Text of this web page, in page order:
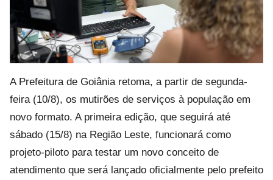
A Prefeitura de Goiânia retoma, a partir de segunda-
feira (10/8), os mutirões de serviços à população em
novo formato. A primeira edição, que seguirá até
sábado (15/8) na Região Leste, funcionará como
projeto-piloto para testar um novo conceito de
atendimento que será lançado oficialmente pelo prefeito